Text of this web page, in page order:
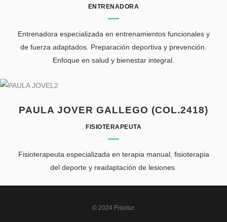
ENTRENADORA
Entrenadora especializada en entrenamientos funcionales y
de fuerza adaptados. Preparación deportiva y prevención.
Enfoque en salud y bienestar integral.
PAULA JOVER GALLEGO (COL.2418)
FISIOTERAPEUTA
Fisioterapeuta especializada en terapia manual, fisioterapia
del deporte y readaptación de lesiones.
© 2024 Fisiotur.